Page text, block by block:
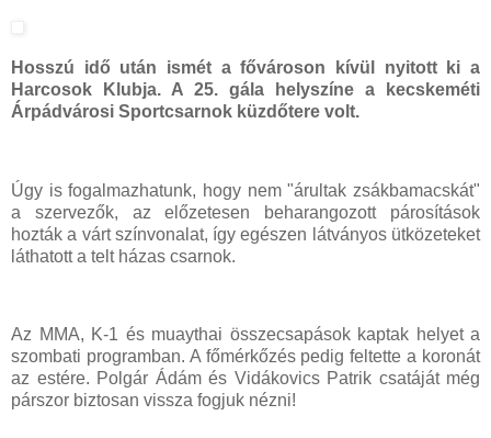
Hosszú idő után ismét a fővároson kívül nyitott ki a
Harcosok Klubja. A 25. gála helyszíne a kecskeméti
Árpádvárosi Sportcsarnok küzdőtere volt.
Úgy is fogalmazhatunk, hogy nem "árultak zsákbamacskát"
a szervezők, az előzetesen beharangozott párosítások
hozták a várt színvonalat, így egészen látványos ütközeteket
láthatott a telt házas csarnok.
Az MMA, K-1 és muaythai összecsapások kaptak helyet a
szombati programban. A főmérkőzés pedig feltette a koronát
az estére. Polgár Ádám és Vidákovics Patrik csatáját még
párszor biztosan vissza fogjuk nézni!